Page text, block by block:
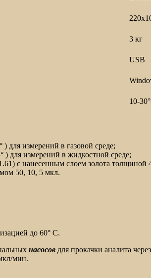
3 кг
USB
10-
для измерений в газовой среде;
) для измерений в жидкостной среде;
с нанесенным слоем золота толщиной
50, 10, 5 мкл.
до 60° C.
насосов для прокачки аналита через
мин.